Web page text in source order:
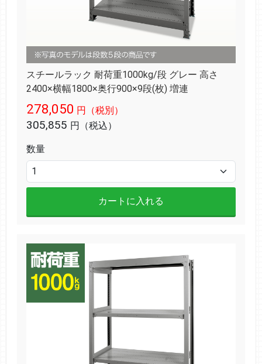
スチールラック 耐荷重1000kg/段 グレー 高さ
2400×横幅1800×奥行900×9段(枚) 増連
278,050 円（税別）
305,855 円（税込）
数量
カートに入れる